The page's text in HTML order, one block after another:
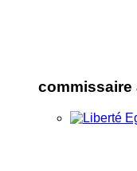
commissaire